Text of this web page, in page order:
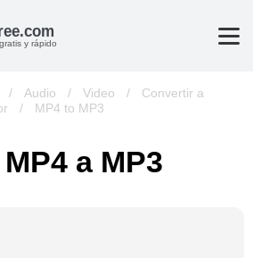
y rápido
/ Audio / Video /
Convertir a
/ MP4 to MP3
a MP3